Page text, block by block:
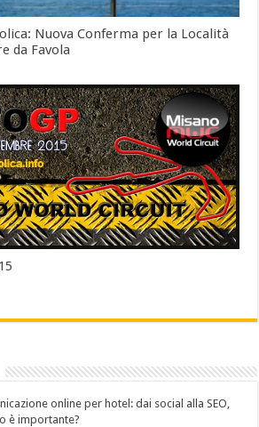
Nuova Conferma per la Località
da Favola
online per hotel: dai social alla SEO,
è importante?